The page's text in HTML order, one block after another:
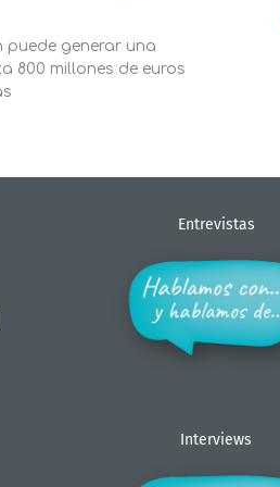
puede generar una
800 millones de euros
Entrevistas
Interviews